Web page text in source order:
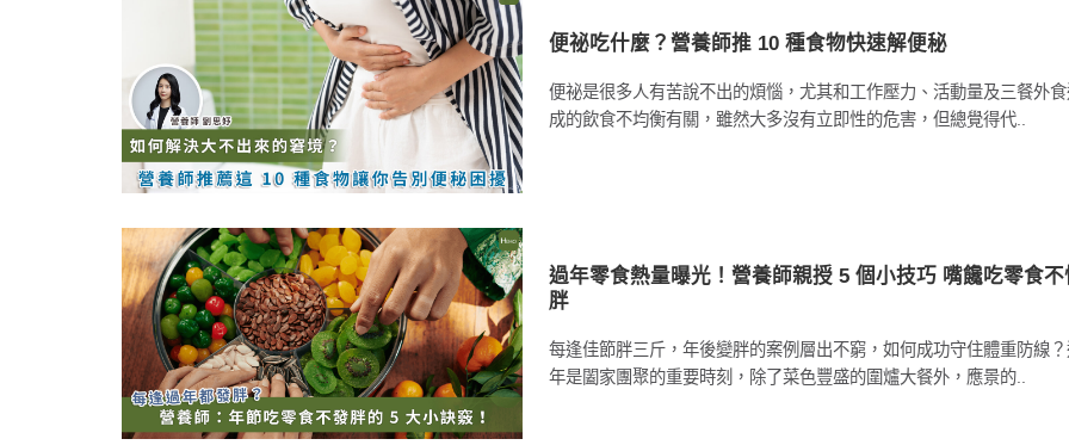
便祕吃什麼？營養師推 10 種食物快速解便秘
便祕是很多人有苦說不出的煩惱，尤其和工作壓力、活動量及三餐外
成的飲食不均衡有關，雖然大多沒有立即性的危害，但總覺得代..
過年零食熱量曝光！營養師親授 5 個小技巧 嘴饞吃零食不
胖
每逢佳節胖三斤，年後變胖的案例層出不窮，如何成功守住體重防線
年是闔家團聚的重要時刻，除了菜色豐盛的圍爐大餐外，應景的..